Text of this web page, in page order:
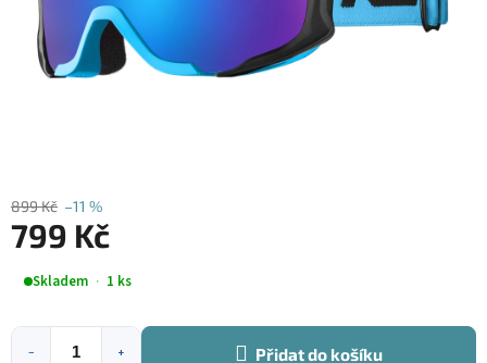
899 Kč –11 %
799 Kč
Měrná
cena:
Skladem 1 ks
+
− Přidat do košíku